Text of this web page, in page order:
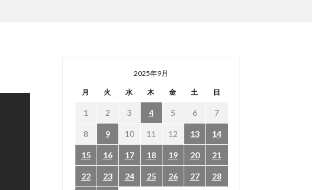
2025年9月
月 火 水 木 金 土 日
1 2 3 4 5 6 7
8 9 10 11 12 13 14
15 16 17 18 19 20 21
22 23 24 25 26 27 28